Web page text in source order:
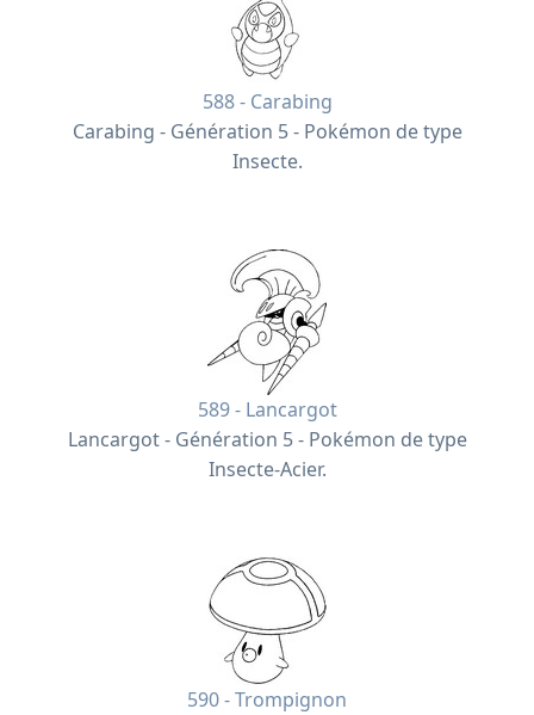
588 - Carabing
Carabing - Génération 5 - Pokémon de type
Insecte.
589 - Lancargot
Lancargot - Génération 5 - Pokémon de type
Insecte-Acier.
590 - Trompignon